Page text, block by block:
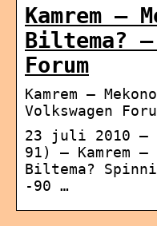
Kamrem –
Biltema? –
Forum
Kamrem –
Volkswagen
23 juli 2010 —
91) – Kamrem –
Biltema?
-90 …